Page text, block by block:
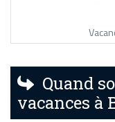
Quand
vacances à